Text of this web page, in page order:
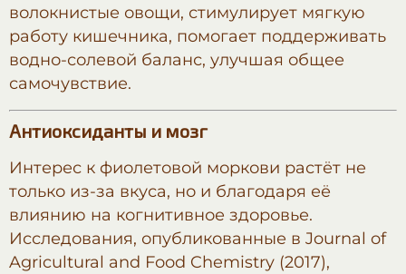
волокнистые овощи, стимулирует мягкую
работу кишечника, помогает поддерживать
водно-солевой баланс, улучшая общее
самочувствие.
Антиоксиданты и мозг
Интерес к фиолетовой моркови растёт не
только из-за вкуса, но и благодаря её
влиянию на когнитивное здоровье.
Исследования, опубликованные в Journal of
Agricultural and Food Chemistry (2017),